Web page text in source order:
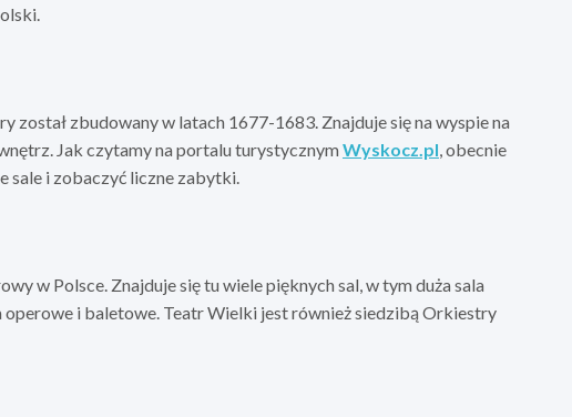
został zbudowany w latach 1677-1683. Znajduje się na wyspie na
Jak czytamy na portalu turystycznymWyskocz.pl, obecnie
sale i zobaczyć liczne zabytki.
w Polsce. Znajduje się tu wiele pięknych sal, w tym duża sala
i baletowe. Teatr Wielki jest również siedzibą Orkiestry